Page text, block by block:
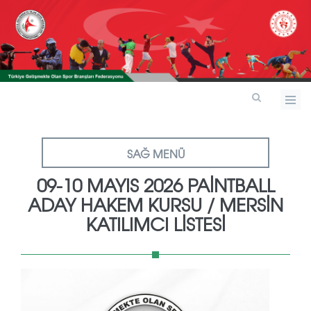
SAĞ MENÜ
09-10 MAYIS 2026 PAİNTBALL
ADAY HAKEM KURSU / MERSİN
KATILIMCI LİSTESİ